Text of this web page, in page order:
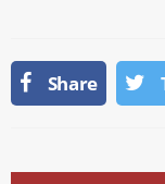
Share